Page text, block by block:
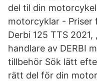
del til din
motorcyklar - Priser
Derbi 125 TTS 2021,
handlare av DERBI
tillbehör Sök lätt
rätt del för din